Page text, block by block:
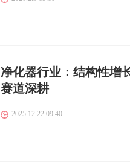
净化器行业：结构性增
赛道深耕
2025.12.22 09:40